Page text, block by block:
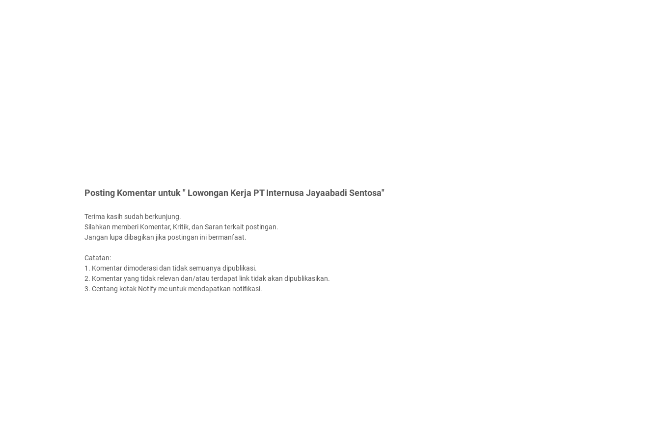
Posting Komentar untuk " Lowongan Kerja PT Internusa Jayaabadi Sentosa"
Terima kasih sudah berkunjung.
Silahkan memberi Komentar, Kritik, dan Saran terkait postingan.
Jangan lupa dibagikan jika postingan ini bermanfaat.
Catatan:
1. Komentar dimoderasi dan tidak semuanya dipublikasi.
2. Komentar yang tidak relevan dan/atau terdapat link tidak akan dipublikasikan.
3. Centang kotak Notify me untuk mendapatkan notifikasi.